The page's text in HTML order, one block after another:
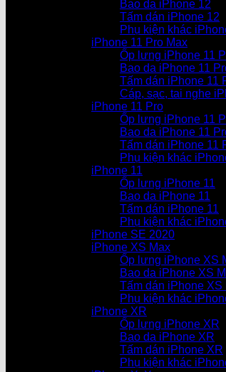
Bao da iPhone 12
Tấm dán iPhone 12
Phụ kiện khác
iPhone 11 Pro Max
Ốp lưng iPhone 11
Bao da iPhone 11
Tấm dán iPhone 11
Cáp, sạc, tai nghe
iPhone 11 Pro
Ốp lưng iPhone 11
Bao da iPhone 11
Tấm dán iPhone 11
Phụ kiện khác
iPhone 11
Ốp lưng iPhone 11
Bao da iPhone 11
Tấm dán iPhone 11
Phụ kiện khác
iPhone SE 2020
iPhone XS Max
Ốp lưng iPhone XS
Bao da iPhone XS
Tấm dán iPhone XS
Phụ kiện khác
iPhone XR
Ốp lưng iPhone XR
Bao da iPhone XR
Tấm dán iPhone XR
Phụ kiện khác